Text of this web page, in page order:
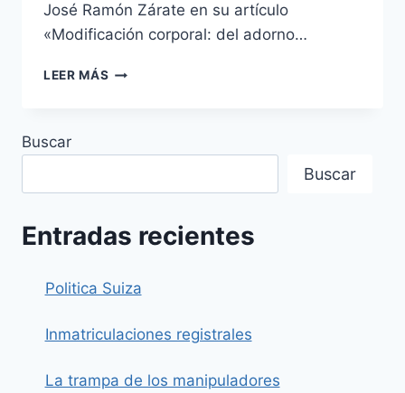
José Ramón Zárate en su artículo
«Modificación corporal: del adorno…
LEER MÁS LO
CORPORALES.
Buscar
Buscar
Entradas recientes
Politica Suiza
Inmatriculaciones registrales
La trampa de los manipuladores